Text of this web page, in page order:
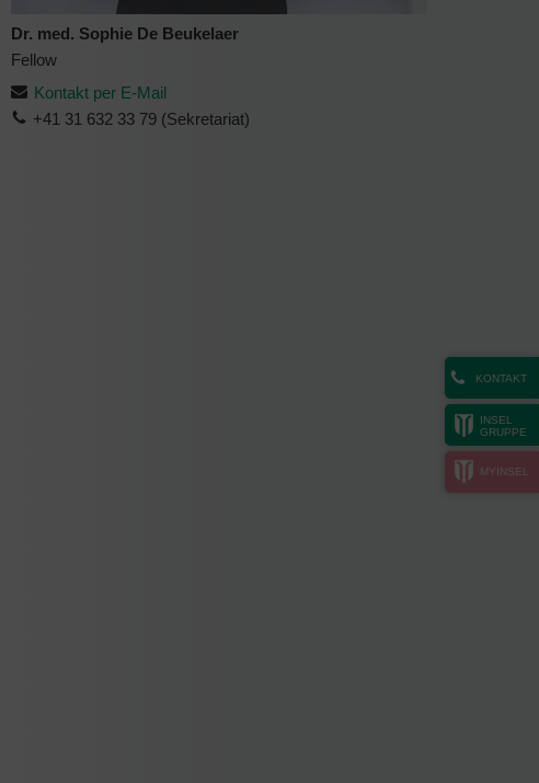
KONTAKT
INSEL
GRUPPE
MYINSEL
Dr. med. Sophie De Beukelaer
Fellow
Kontakt per E-Mail
+41 31 632 33 79 (Sekretariat)